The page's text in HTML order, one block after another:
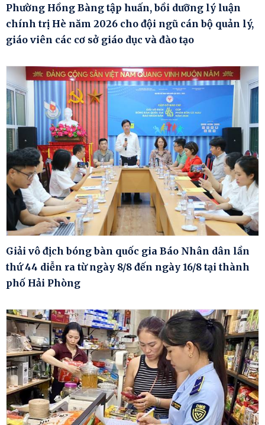
Phường Hồng Bàng tập huấn, bồi dưỡng lý luận
chính trị Hè năm 2026 cho đội ngũ cán bộ quản lý,
giáo viên các cơ sở giáo dục và đào tạo
Giải vô địch bóng bàn quốc gia Báo Nhân dân lần
thứ 44 diễn ra từ ngày 8/8 đến ngày 16/8 tại thành
phố Hải Phòng